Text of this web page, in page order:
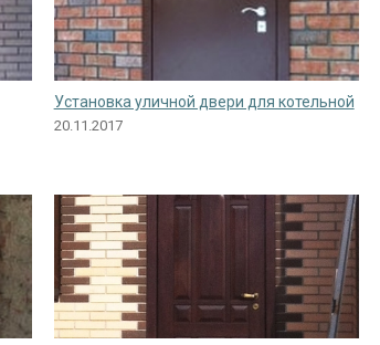
Установка уличной двери для котельной
20.11.2017